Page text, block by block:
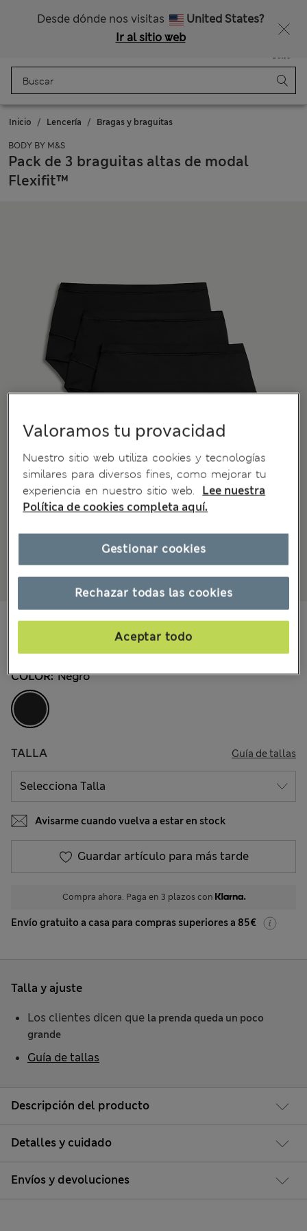
Desde dónde nos visitas
United States?
Ir al sitio web
Bolso
Inicio Lencería Bragas y braguitas
BODY BY M&S
Pack de 3 braguitas altas de modal
Flexifit™
2.356 Opiniones
€24,00 Todos los precios incluyen impuestos y aranceles
COLOR: Negro
TALLA Guía de tallas
Avisarme cuando vuelva a estar en stock
Guardar artículo para más tarde
Compra ahora. Paga en 3 plazos con
Envío gratuito a casa para compras superiores a 85€
Descripción del producto
Detalles y cuidado
Envíos y devoluciones
Talla y ajuste
Los clientes dicen que la prenda queda un poco
grande
Guía de tallas
Valoramos tu provacidad
Nuestro sitio web utiliza cookies y tecnologías
similares para diversos fines, como mejorar tu
experiencia en nuestro sitio web.
Lee nuestra
Política de cookies completa aquí.
Rechazar todas las cookies
Aceptar todo
Gestionar cookies